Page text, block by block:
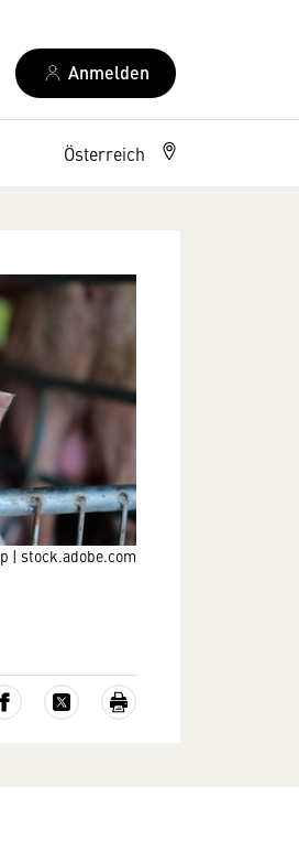
Anmelden
Österreich
| stock.adobe.com